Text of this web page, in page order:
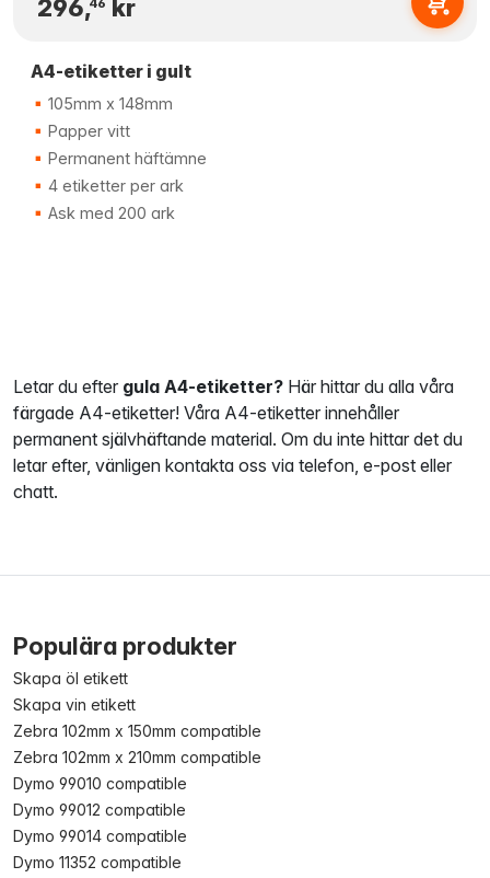
296,46 kr
A4-etiketter i gult
105mm x 148mm
Papper vitt
Permanent häftämne
4 etiketter per ark
Ask med 200 ark
Letar du efter gula A4-etiketter? Här hittar du alla våra
färgade A4-etiketter! Våra A4-etiketter innehåller
permanent självhäftande material. Om du inte hittar det du
letar efter, vänligen kontakta oss via telefon, e-post eller
chatt.
Populära produkter
Skapa öl etikett
Skapa vin etikett
Zebra 102mm x 150mm compatible
Zebra 102mm x 210mm compatible
Dymo 99010 compatible
Dymo 99012 compatible
Dymo 99014 compatible
Dymo 11352 compatible